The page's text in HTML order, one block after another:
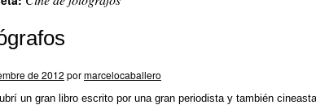
de 2012 pormarcelocaballero
un gran libro escrito por una gran periodista y también